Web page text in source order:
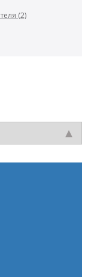
(2)